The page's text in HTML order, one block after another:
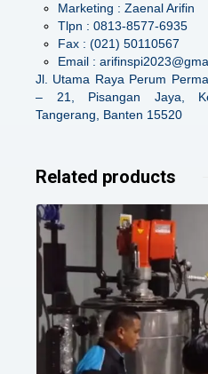
Marketing : Zaenal Arifin
Tlpn : 0813-8577-6935
Fax : (021) 50110567
Email :
Jl. Utama Raya Perum
– 21, Pisangan Jaya,
Tangerang, Banten 15520
Related products